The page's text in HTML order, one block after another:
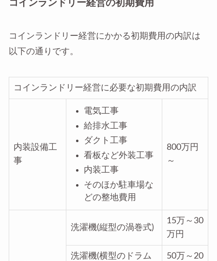
コインランドリー経営の初期費用
コインランドリー経営にかかる初期費用の内訳は
以下の通りです。
コインランドリー経営に必要な初期費用の内訳
内装設備工
事
電気工事
給排水工事
ダクト工事
看板など外装工事
内装工事
そのほか駐車場な
どの整地費用
800万円
～
洗濯機(縦型の渦巻式)
15万～30
万円
洗濯機(横型のドラム
50万～20